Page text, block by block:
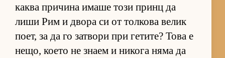
каква при­чина имаше този принц да
лиши Рим и двора си от тол­кова ве­лик
по­ет, за да го зат­вори при ге­ти­те? Това е
не­що, ко­ето не знаем и ни­кога няма да